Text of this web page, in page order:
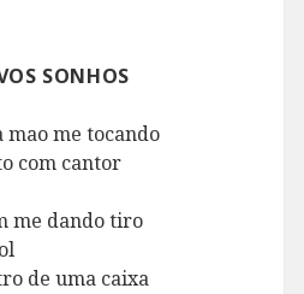
SONHOS
mao me tocando
com cantor
me dando tiro
de uma caixa